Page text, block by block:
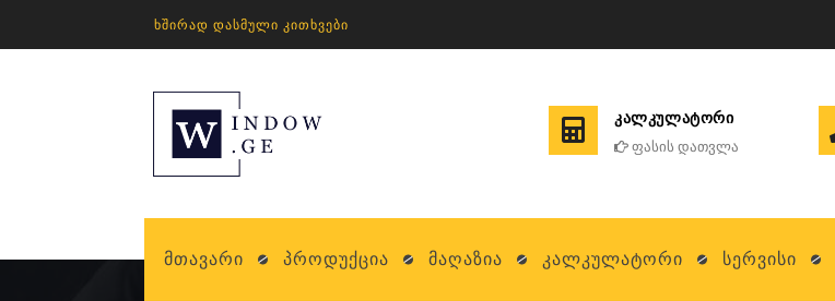
ᲮᲨᲘᲠᲐᲓ ᲓᲐᲡᲛᲣᲚᲘ ᲙᲘᲗᲮᲕᲔᲑᲘ
ᲙᲐᲚᲙᲣᲚᲐᲢᲝᲠᲘ
ფასის დათვლა
Მთავარი Პროდუქცია Მაღაზია Კალკულატორი Სერვისი